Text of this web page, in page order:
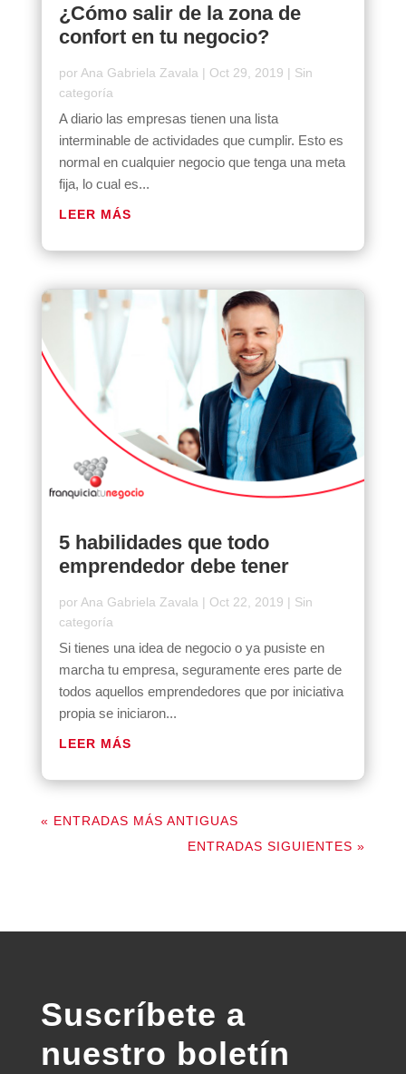
¿Cómo salir de la zona de
confort en tu negocio?
por Ana Gabriela Zavala | Oct 29, 2019 | Sin
categoría
A diario las empresas tienen una lista
interminable de actividades que cumplir. Esto es
normal en cualquier negocio que tenga una meta
fija, lo cual es...
LEER MÁS
5 habilidades que todo
emprendedor debe tener
por Ana Gabriela Zavala| Oct 22, 2019 | Sin
categoría
Si tienes una idea de negocio o ya pusiste en
marcha tu empresa, seguramente eres parte de
todos aquellos emprendedores que por iniciativa
propia se iniciaron...
LEER MÁS
« ENTRADAS MÁS ANTIGUAS
ENTRADAS SIGUIENTES »
Suscríbete a
nuestro boletín